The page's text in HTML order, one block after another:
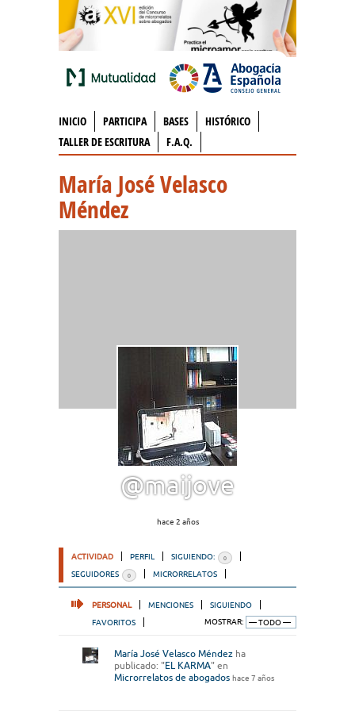
INICIO PARTICIPA BASES
HISTÓRICO
TALLER DE ESCRITURA
F.A.Q.
María José Velasco
Méndez
@maijove
hace 2 años
ACTIVIDAD PERFIL SIGUIENDO: 0
SEGUIDORES 0 MICRORRELATOS
PERSONAL MENCIONES
SIGUIENDO
FAVORITOS
MOSTRAR:
María José Velasco Méndez ha
publicado: "EL KARMA" en
Microrrelatos de abogados hace 7 años